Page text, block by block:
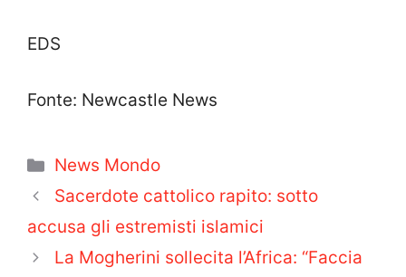
EDS
Fonte: Newcastle News
Categorie
News Mondo
Sacerdote cattolico rapito: sotto
accusa gli estremisti islamici
La Mogherini sollecita l’Africa: “Faccia